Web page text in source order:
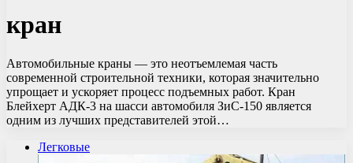
кран
Автомобильные краны — это неотъемлемая часть
современной строительной техники, которая значительно
упрощает и ускоряет процесс подъемных работ. Кран
Блейхерт АДК-3 на шасси автомобиля ЗиС-150 является
одним из лучших представителей этой…
Легковые